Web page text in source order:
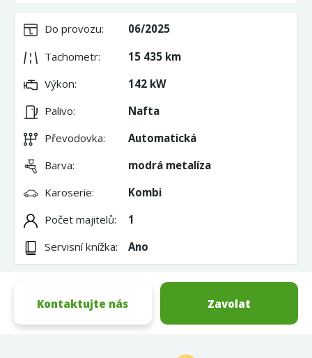
Do provozu:
06/2025
Tachometr:
15 435 km
Výkon:
142 kW
Palivo:
Nafta
Převodovka:
Automatická
Barva:
modrá metalíza
Karoserie:
Kombi
Počet majitelů:
1
Servisní knížka:
Ano
Kontaktujte nás Zavolat